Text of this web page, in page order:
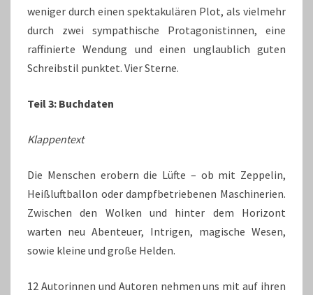
weniger durch einen spektakulären Plot, als vielmehr
durch zwei sympathische Protagonistinnen, eine
raffinierte Wendung und einen unglaublich guten
Schreibstil punktet. Vier Sterne.
Teil 3: Buchdaten
Klappentext
Die Menschen erobern die Lüfte – ob mit Zeppelin,
Heißluftballon oder dampfbetriebenen Maschinerien.
Zwischen den Wolken und hinter dem Horizont
warten neu Abenteuer, Intrigen, magische Wesen,
sowie kleine und große Helden.
12 Autorinnen und Autoren nehmen uns mit auf ihren